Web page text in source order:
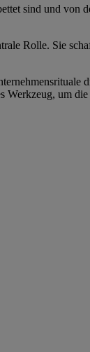
sind und
Rolle. Sie
um